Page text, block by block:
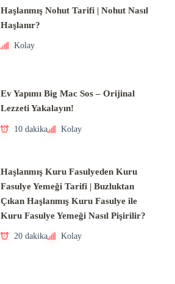
Haşlanmış Nohut Tarifi | Nohut Nasıl
Haşlanır?
Kolay
Ev Yapımı Big Mac Sos – Orijinal
Lezzeti Yakalayın!
10 dakika Kolay
Haşlanmış Kuru Fasulyeden Kuru
Fasulye Yemeği Tarifi | Buzluktan
Çıkan Haşlanmış Kuru Fasulye ile
Kuru Fasulye Yemeği Nasıl Pişirilir?
20 dakika Kolay